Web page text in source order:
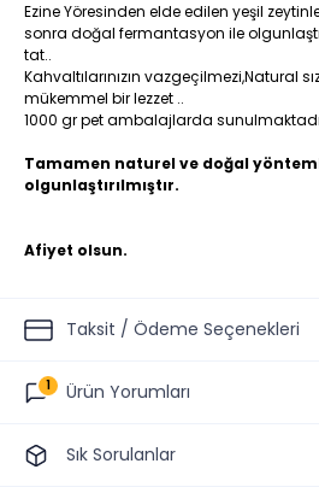
Ezine Yöresinden elde edilen yeşil
sonra doğal fermantasyon ile
tat..
Kahvaltılarınızın vazgeçilmezi,Natural
mükemmel bir lezzet ..
1000 gr pet ambalajlarda
Tamamen naturel ve doğal
olgunlaştırılmıştır.
Afiyet olsun.
Taksit / Ödeme Seçenekleri
Ürün Yorumları
1
Sık Sorulanlar